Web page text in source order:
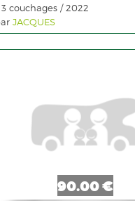
couchages / 2022
JACQUES
90.00 €